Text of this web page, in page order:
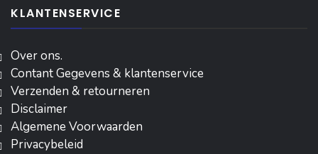
KLANTENSERVICE
Over ons.
Contant Gegevens & klantenservice
Verzenden & retourneren
Disclaimer
Algemene Voorwaarden
Privacybeleid